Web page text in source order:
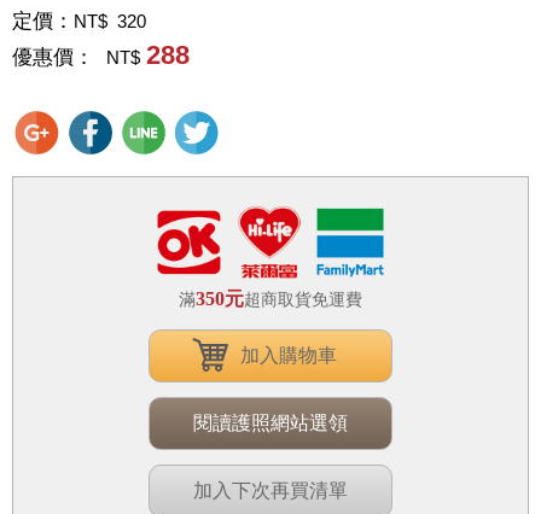
定價： NT$ 320
優惠價： NT$ 288
滿350元超商取貨免運費
加入購物車
閱讀護照網站選領
加入下次再買清單